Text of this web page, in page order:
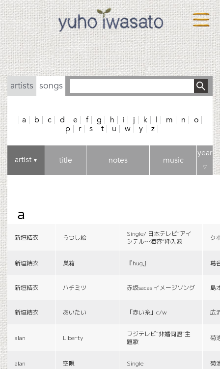
artists songs
a b c d e f g h i j k l m n
o
p
r s t u w y z
artist▼ title notes music
year
▽
a
新垣結衣 うつし絵
Single/ 日本テレビ“アイ
シテル〜海容”挿入歌
ク
新垣結衣 巣箱 『hug』 葛
新垣結衣 ハチミツ 赤坂sacas イメージソング 島
新垣結衣 あいたい 「赤い糸」c/w 広
alan Liberty
フジテレビ“非婚同盟”主
題歌
菊
alan 空唄 Single 菊